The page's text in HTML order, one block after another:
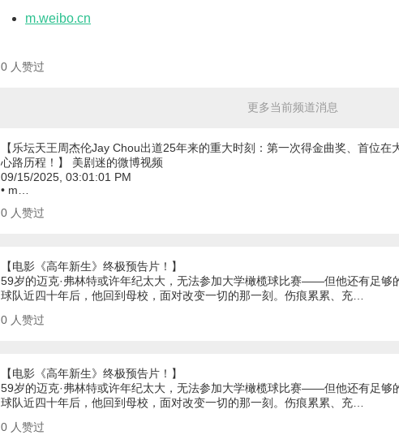
m.weibo.cn
0 人赞过
更多当前频道消息
【乐坛天王周杰伦Jay Chou出道25年来的重大时刻：第一次得金曲奖、首位
心路历程！】 美剧迷的微博视频
09/15/2025, 03:01:01 PM
• m…
0 人赞过
【电影《高年新生》终极预告片！】
59岁的迈克·弗林特或许年纪太大，无法参加大学橄榄球比赛——但他还有足够
球队近四十年后，他回到母校，面对改变一切的那一刻。伤痕累累、充…
0 人赞过
【电影《高年新生》终极预告片！】
59岁的迈克·弗林特或许年纪太大，无法参加大学橄榄球比赛——但他还有足够
球队近四十年后，他回到母校，面对改变一切的那一刻。伤痕累累、充…
0 人赞过